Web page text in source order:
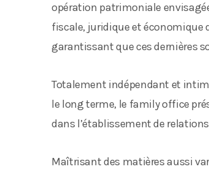
opération patrimoniale
fiscale, juridique et
garantissant que ces dernières
Totalement indépendant et
le long terme, le family office
dans l’établissement de
Maîtrisant des matières aussi